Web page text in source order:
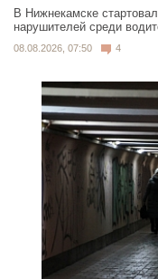
В Нижнекамске
нарушителей среди
08.08.2026, 07:50 4